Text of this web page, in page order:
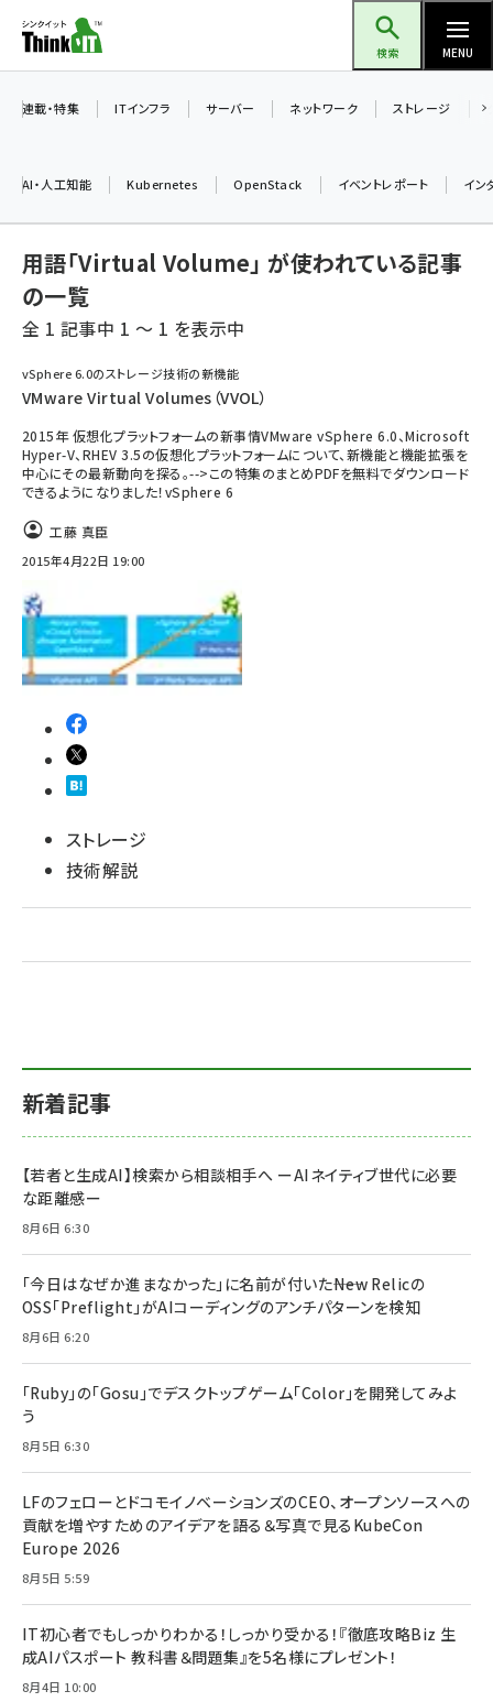
ン
ツ
検索 MENU
ai (2480)
加藤銘のチーム貢献～仲間と築いた勝利の絆～ (2304)
iot女子会 (2263)
北海道をのんびり旅する晴山佳須夫のヒント集！ (2017)
drupal (1940)
genai (1473)
ai crunch (1347)
abc123 (1346)
連載・特集 ITインフラ サーバー ネットワーク ストレージ
AI・人工知能 Kubernetes OpenStack イベントレポート イン
用語「Virtual Volume」 が使われている記事
の一覧
全 1 記事中 1 ～ 1 を表示中
vSphere 6.0のストレージ技術の新機能
VMware Virtual Volumes（VVOL）
2015年 仮想化プラットフォームの新事情VMware vSphere 6.0、Microsoft
Hyper-V、RHEV 3.5の仮想化プラットフォームについて、新機能と機能拡張を
中心にその最新動向を探る。-->この特集のまとめPDFを無料でダウンロード
できるようになりました！vSphere 6
工藤 真臣
2015年4月22日 19:00
ストレージ
技術解説
新着記事
【若者と生成AI】検索から相談相手へ ーAIネイティブ世代に必要
な距離感ー
8月6日 6:30
「今日はなぜか進まなかった」に名前が付いた――New Relicの
OSS「Preflight」がAIコーディングのアンチパターンを検知
8月6日 6:20
「Ruby」の「Gosu」でデスクトップゲーム「Color」を開発してみよ
う
8月5日 6:30
LFのフェローとドコモイノベーションズのCEO、オープンソースへの
貢献を増やすためのアイデアを語る＆写真で見るKubeCon
Europe 2026
8月5日 5:59
IT初心者でもしっかりわかる！しっかり受かる！『徹底攻略Biz 生
成AIパスポート 教科書＆問題集』を5名様にプレゼント！
8月4日 10:00